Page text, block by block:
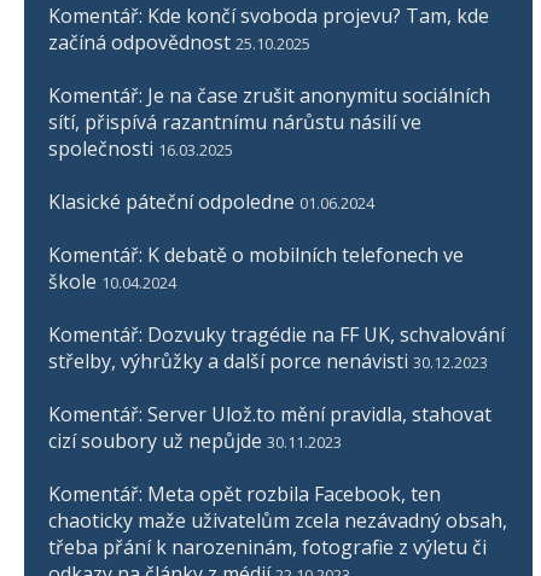
Komentář: Kde končí svoboda projevu? Tam, kde
začíná odpovědnost 25.10.2025
Komentář: Je na čase zrušit anonymitu sociálních
sítí, přispívá razantnímu nárůstu násilí ve
společnosti 16.03.2025
Klasické páteční odpoledne 01.06.2024
Komentář: K debatě o mobilních telefonech ve
škole 10.04.2024
Komentář: Dozvuky tragédie na FF UK, schvalování
střelby, výhrůžky a další porce nenávisti 30.12.2023
Komentář: Server Ulož.to mění pravidla, stahovat
cizí soubory už nepůjde 30.11.2023
Komentář: Meta opět rozbila Facebook, ten
chaoticky maže uživatelům zcela nezávadný obsah,
třeba přání k narozeninám, fotografie z výletu či